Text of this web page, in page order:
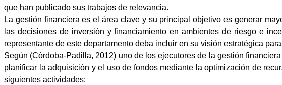
que han publicado sus trabajos de relevancia.
La gestión financiera es el área clave y su principal objetivo es generar
las decisiones de inversión y financiamiento en ambientes de riesgo e
representante de este departamento deba incluir en su visión estratégica
Según (Córdoba-Padilla, 2012) uno de los ejecutores de la gestión
planificar la adquisición y el uso de fondos mediante la optimización de
siguientes actividades: